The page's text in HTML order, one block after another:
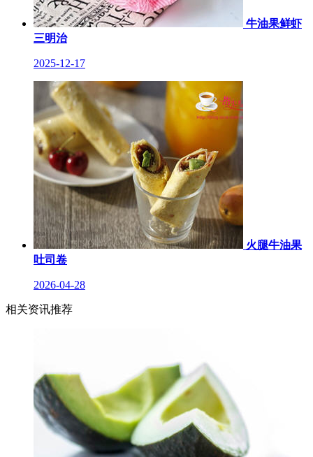
牛油果鲜虾
三明治
2025-12-17
火腿牛油果
吐司卷
2026-04-28
相关资讯推荐